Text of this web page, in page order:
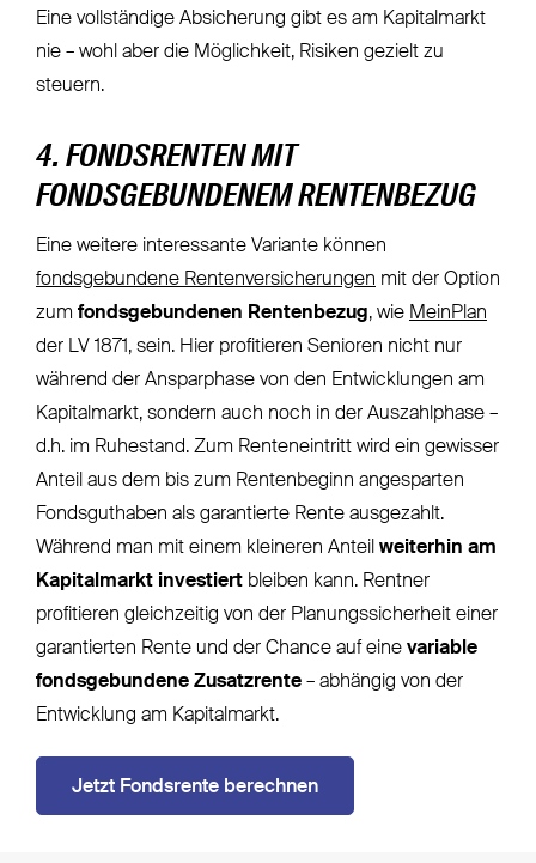
Eine vollständige Absicherung gibt es am Kapitalmarkt
nie – wohl aber die Möglichkeit, Risiken gezielt zu
steuern.
4. FONDSRENTEN MIT
FONDSGEBUNDENEM RENTENBEZUG
Eine weitere interessante Variante können
fondsgebundene Rentenversicherungen mit der Option
zum fondsgebundenen Rentenbezug, wie MeinPlan
der LV 1871, sein. Hier profitieren Senioren nicht nur
während der Ansparphase von den Entwicklungen am
Kapitalmarkt, sondern auch noch in der Auszahlphase –
d.h. im Ruhestand. Zum Renteneintritt wird ein gewisser
Anteil aus dem bis zum Rentenbeginn angesparten
Fondsguthaben als garantierte Rente ausgezahlt.
Während man mit einem kleineren Anteil weiterhin am
Kapitalmarkt investiertbleiben kann. Rentner
profitieren gleichzeitig von der Planungssicherheit einer
garantierten Rente und der Chance auf eine variable
fondsgebundene Zusatzrente– abhängig von der
Entwicklung am Kapitalmarkt.
Jetzt Fondsrente berechnen